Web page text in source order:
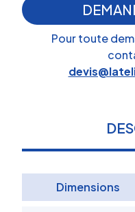
Pour toute
Dimensions